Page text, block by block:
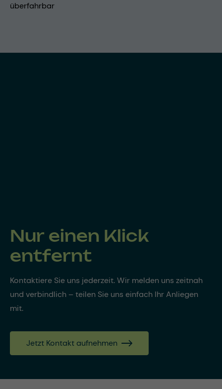
überfahrbar
Nur einen Klick
entfernt
Kontaktiere Sie uns jederzeit. Wir melden uns zeitnah
und verbindlich – teilen Sie uns einfach Ihr Anliegen
mit.
Jetzt Kontakt aufnehmen